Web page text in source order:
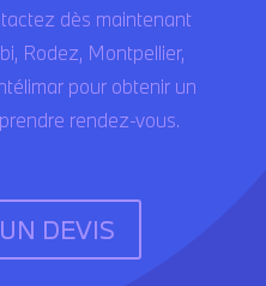
dès maintenant
Rodez, Montpellier,
pour obtenir un
rendez-vous.
DEVIS